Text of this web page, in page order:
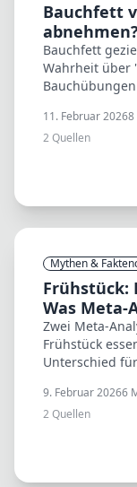
Bauchfett
abnehmen?
Bauchfett
Wahrheit über
11. Februar 20268
2Quellen
Mythen &
Frühstück:
Was Meta-
Zwei Meta-
Frühstück
Unterschied
9. Februar 20266
2Quellen